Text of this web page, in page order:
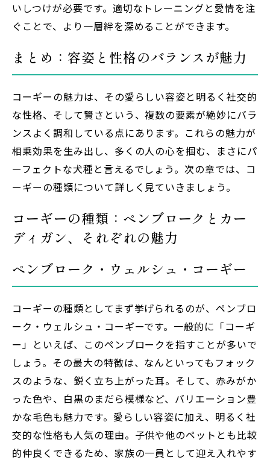
いしつけが必要です。適切なトレーニングと愛情を注
ぐことで、より一層絆を深めることができます。
まとめ：容姿と性格のバランスが魅力
コーギーの魅力は、その愛らしい容姿と明るく社交的
な性格、そして賢さという、複数の要素が絶妙にバラ
ンスよく調和している点にあります。これらの魅力が
相乗効果を生み出し、多くの人の心を掴む、まさにパ
ーフェクトな犬種と言えるでしょう。次の章では、コ
ーギーの種類について詳しく見ていきましょう。
コーギーの種類：ペンブロークとカー
ディガン、それぞれの魅力
ペンブローク・ウェルシュ・コーギー
コーギーの種類としてまず挙げられるのが、ペンブロ
ーク・ウェルシュ・コーギーです。一般的に「コーギ
ー」といえば、このペンブロークを指すことが多いで
しょう。その最大の特徴は、なんといってもフォック
スのような、鋭く立ち上がった耳。そして、赤みがか
った色や、白黒のまだら模様など、バリエーション豊
かな毛色も魅力です。愛らしい容姿に加え、明るく社
交的な性格も人気の理由。子供や他のペットとも比較
的仲良くできるため、家族の一員として迎え入れやす